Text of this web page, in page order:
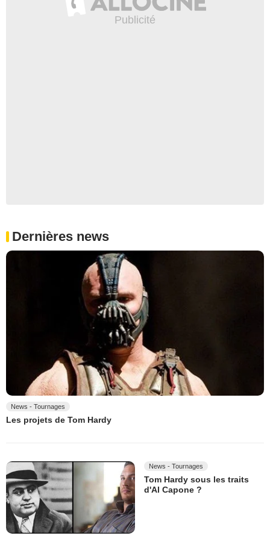
Dernières news
News - Tournages
Les projets de Tom Hardy
News - Tournages
Tom Hardy sous les traits
d'Al Capone ?